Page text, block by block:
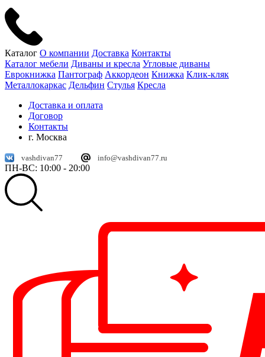
Каталог О компании Доставка Контакты
Каталог мебели Диваны и кресла Угловые диваны
Еврокнижка Пантограф Аккордеон Книжка Клик-кляк
Металлокаркас Дельфин Стулья Кресла
Доставка и оплата
Договор
Контакты
г. Москва
vashdivan77 info@vashdivan77.ru
ПН-ВС: 10:00 - 20:00